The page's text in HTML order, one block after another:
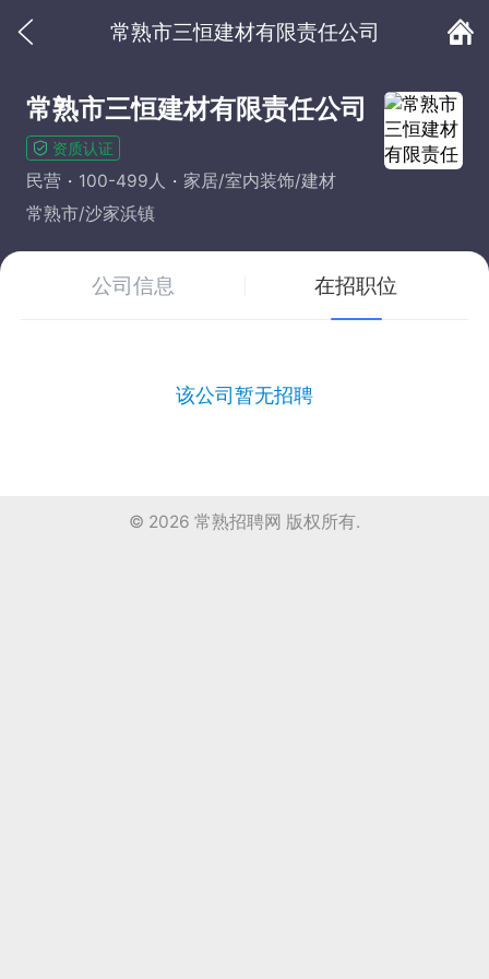
常熟市三恒建材有限责任公司
常熟市三恒建材有限责任公司
资质认证
民营 100-499人
家居/室内装饰/建材
常熟市/沙家浜镇
公司信息 在招职位
该公司暂无招聘
© 2026 常熟招聘网 版权所有.